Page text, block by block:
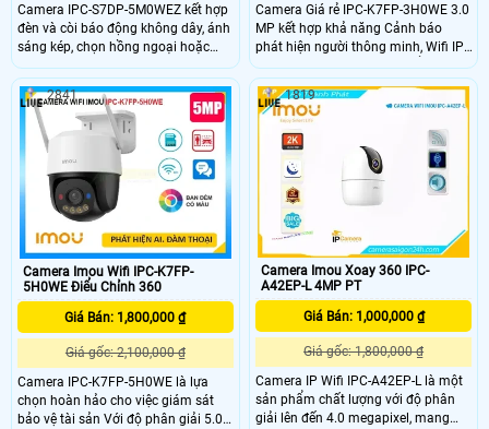
Camera IPC-S7DP-5M0WEZ kết hợp
đèn và còi báo động không dây, ánh
sáng kép, chọn hồng ngoại hoặc
đèn chiếu sáng. Chất lượng hình
ảnh 5.0MP tiết kiệm băng thông và
chi phí, giám sát ban đêm tốt với
hồng ngoại 50m. Truyền tải hình
ảnh qua IP Wifi Digital chất lượng,
chống ngược sáng HDR
Camera Giá rẻ IPC-K7FP-3H0WE 3.0
MP kết hợp khả năng Cảnh báo
phát hiện người thông minh, Wifi IP,
Còi & nháy đèn khi có chuyển động,
xem màu sắc Full Color 30m vào
ban đêm, trang bị đèn trợ sáng kép,
loa đàm thoại tích hợp, Chống
Ngược Sáng HDR. Camera nhỏ gọn,
xoay 360 độ, thiết kế cao cấp.
Camera Imou Wifi IPC-K7FP-
5H0WE Điểu Chỉnh 360
Giá Bán: 1,800,000 ₫
Giá gốc: 2,100,000 ₫
Camera IPC-K7FP-5H0WE là lựa
chọn hoàn hảo cho việc giám sát
bảo vệ tài sản Với độ phân giải 5.0
2841
Camera Imou Xoay 360 IPC-
A42EP-L 4MP PT
Giá Bán: 1,000,000 ₫
Giá gốc: 1,800,000 ₫
Camera IP Wifi IPC-A42EP-L là một
sản phẩm chất lượng với độ phân
giải lên đến 4.0 megapixel, mang
1819